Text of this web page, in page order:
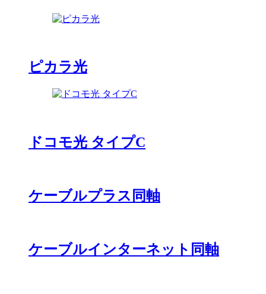
ピカラ光
ドコモ光 タイプC
ケーブルプラス同軸
ケーブルインターネット同軸